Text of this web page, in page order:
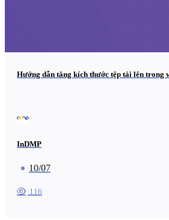
Hướng dẫn tăng kích thước tệp tải lên trong
InDMP
10/07
116